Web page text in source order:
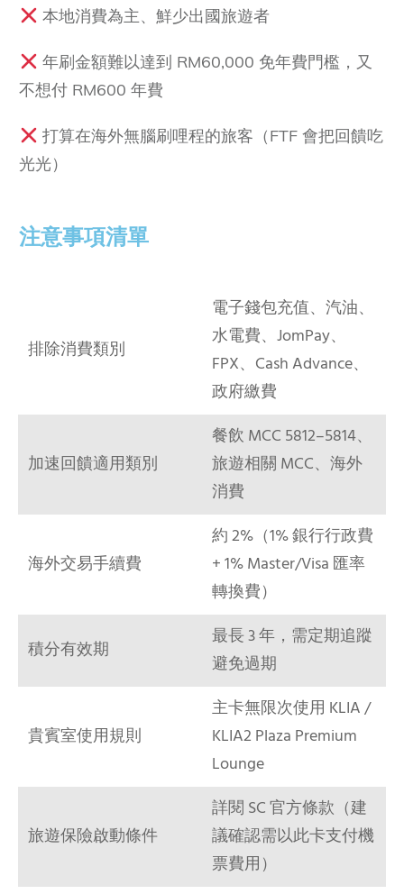
本地消費為主、鮮少出國旅遊者
年刷金額難以達到 RM60,000 免年費門檻，又
不想付 RM600 年費
打算在海外無腦刷哩程的旅客（FTF 會把回饋吃
光光）
注意事項清單
排除消費類別
電子錢包充值、汽油、
水電費、JomPay、
FPX、Cash Advance、
政府繳費
加速回饋適用類別
餐飲 MCC 5812–5814、
旅遊相關 MCC、海外
消費
海外交易手續費
約 2%（1% 銀行行政費
+ 1% Master/Visa 匯率
轉換費）
積分有效期
最長 3 年，需定期追蹤
避免過期
貴賓室使用規則
主卡無限次使用 KLIA /
KLIA2 Plaza Premium
Lounge
旅遊保險啟動條件
詳閱 SC 官方條款（建
議確認需以此卡支付機
票費用）